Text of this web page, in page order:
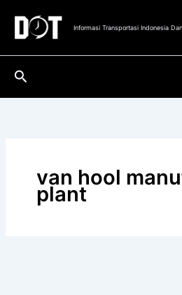
konten
Informasi Transportasi Indonesia
Cari
van hool
plant